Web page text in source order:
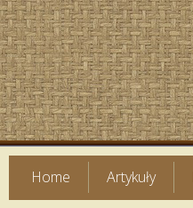
Home Artykuły